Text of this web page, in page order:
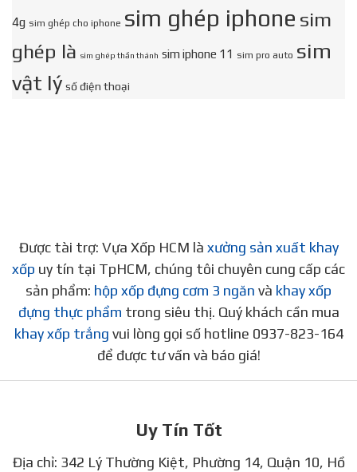
4g sim ghép cho iphone sim ghép iphone sim
ghép là sim ghép thần thánh sim iphone 11 sim pro auto sim
vật lý số điện thoại
Được tài trợ: Vựa Xốp HCM là xưởng sản xuất khay
xốp uy tín tại TpHCM, chúng tôi chuyên cung cấp các
sản phẩm: hộp xốp đựng cơm 3 ngăn và khay xốp
đựng thực phẩm trong siêu thị. Quý khách cần mua
khay xốp trắng vui lòng gọi số hotline 0937-823-164
để được tư vấn và báo giá!
Uy Tín Tốt
Địa chỉ: 342 Lý Thường Kiệt, Phường 14, Quận 10, Hồ